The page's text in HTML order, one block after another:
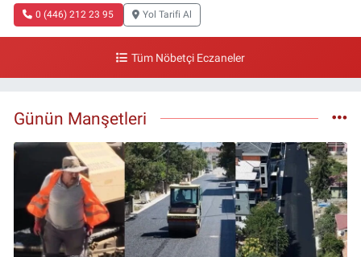
0 (446) 212 23 95 Yol Tarifi Al
Tüm Nöbetçi Eczaneler
Günün Manşetleri